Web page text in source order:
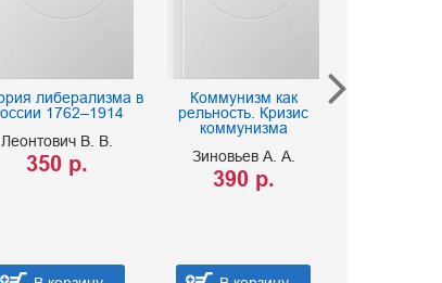
либерализма в
1762–1914
Леонтович В. В.
350 р.
Коммунизм как
рельность. Кризис
коммунизма
Зиновьев А. А.
390 р.